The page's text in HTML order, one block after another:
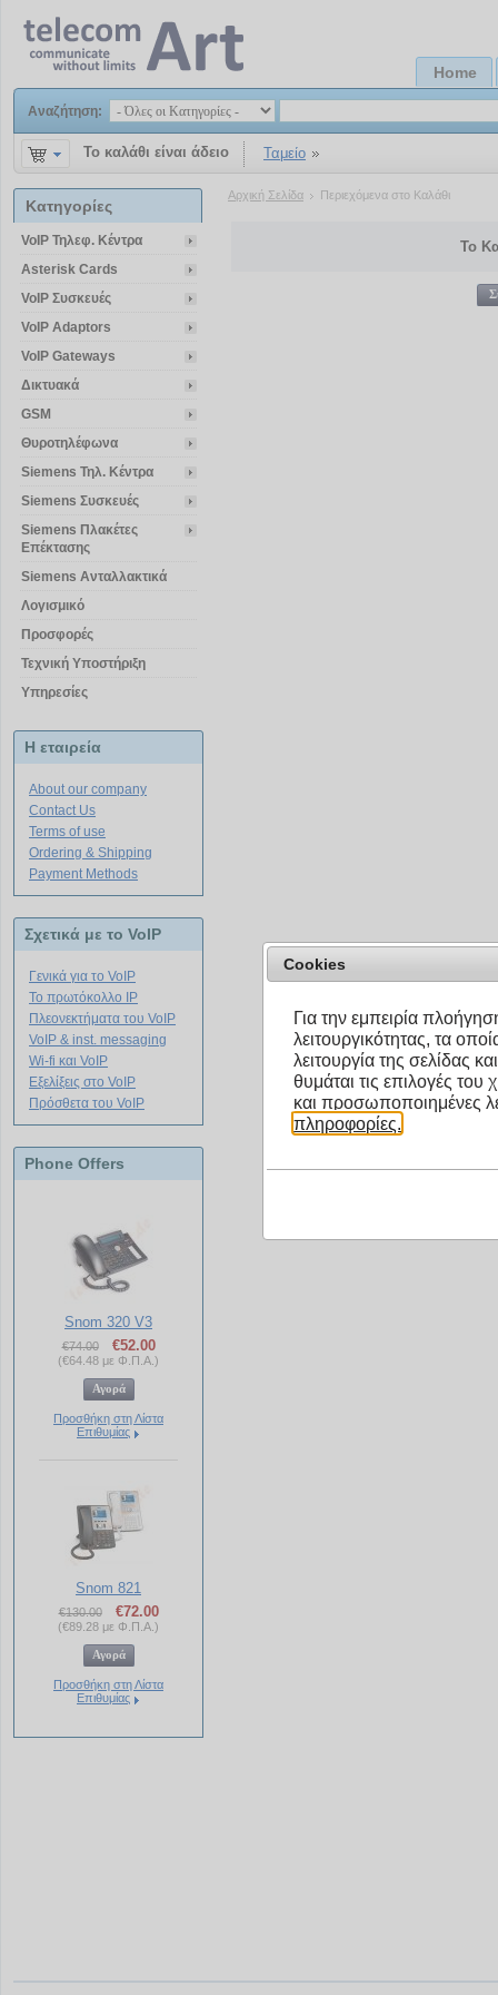
Home
Αναζήτηση:
Το καλάθι είναι άδειο Ταμείο
Αρχική Σελίδα Περιεχόμενα στο Καλάθι
Το
Κατηγορίες
VoIP Τηλεφ. Κέντρα
Asterisk Cards
VoIP Συσκευές
VoIP Adaptors
VoIP Gateways
Δικτυακά
GSM
Θυροτηλέφωνα
Siemens Τηλ. Κέντρα
Siemens Συσκευές
Siemens Πλακέτες
Επέκτασης
Siemens Ανταλλακτικά
Λογισμικό
Προσφορές
Τεχνική Υποστήριξη
Υπηρεσίες
Η εταιρεία
About our company
Contact Us
Terms of use
Ordering & Shipping
Payment Methods
Σχετικά με το VoIP
Γενικά για το VoIP
Το πρωτόκολλο IP
Πλεονεκτήματα του VoIP
VoIP & inst. messaging
Wi-fi και VoIP
Εξελίξεις στο VoIP
Πρόσθετα του VoIP
Phone Offers
Snom 320 V3
€74.00 €52.00
(€64.48 με Φ.Π.Α.)
Προσθήκη στη Λίστα
Επιθυμίας
Snom 821
€130.00 €72.00
(€89.28 με Φ.Π.Α.)
Προσθήκη στη Λίστα
Επιθυμίας
Special Offer
Ενημερωθείτε για τα
κάνοντας click στον
Cookies
Για την εμπειρία
λειτουργικότητας, τα
λειτουργία της σελίδας
θυμάται τις επιλογές
και προσωποποιημένες
πληροφορίες.